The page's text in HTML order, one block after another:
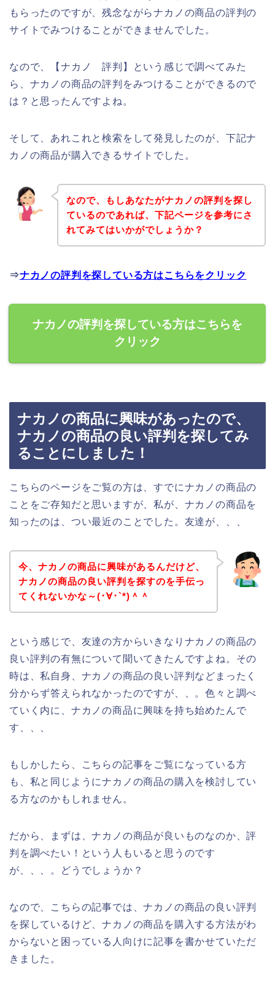
もらったのですが、残念ながらナカノの商品の評判の
サイトでみつけることができませんでした。
なので、【ナカノ 評判】という感じで調べてみた
ら、ナカノの商品の評判をみつけることができるので
は？と思ったんですよね。
そして、あれこれと検索をして発見したのが、下記ナ
カノの商品が購入できるサイトでした。
なので、もしあなたがナカノの評判を探し
ているのであれば、下記ページを参考にさ
れてみてはいかがでしょうか？
⇒ナカノの評判を探している方はこちらをクリック
ナカノの評判を探している方はこちらを
クリック
ナカノの商品に興味があったので、
ナカノの商品の良い評判を探してみ
ることにしました！
こちらのページをご覧の方は、すでにナカノの商品の
ことをご存知だと思いますが、私が、ナカノの商品を
知ったのは、つい最近のことでした。友達が、、、
今、ナカノの商品に興味があるんだけど、
ナカノの商品の良い評判を探すのを手伝っ
てくれないかな～(･∀･`*)＾＾
という感じで、友達の方からいきなりナカノの商品の
良い評判の有無について聞いてきたんですよね。その
時は、私自身、ナカノの商品の良い評判などまったく
分からず答えられなかったのですが、、。色々と調べ
ていく内に、ナカノの商品に興味を持ち始めたんで
す、、、
もしかしたら、こちらの記事をご覧になっている方
も、私と同じようにナカノの商品の購入を検討してい
る方なのかもしれません。
だから、まずは、ナカノの商品が良いものなのか、評
判を調べたい！という人もいると思うのです
が、、、。どうでしょうか？
なので、こちらの記事では、ナカノの商品の良い評判
を探しているけど、ナカノの商品を購入する方法がわ
からないと困っている人向けに記事を書かせていただ
きました。